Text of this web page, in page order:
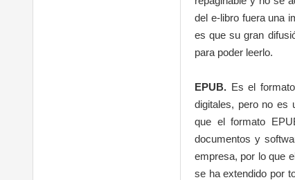
del e-libro fuera una
es que su gran
para poder leerlo.
EPUB. Es el
digitales, pero no es
que el formato
documentos y
empresa, por lo que
se ha extendido por